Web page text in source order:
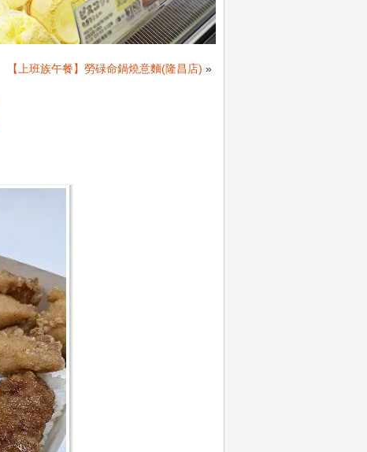
【上班族午餐】勞碌命鍋燒意麵(隆昌店) »